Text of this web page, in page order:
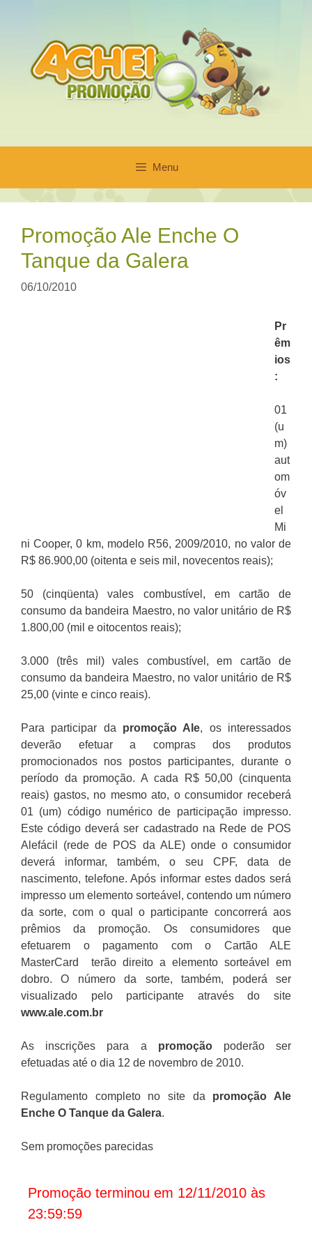
conteúdo
Menu
Promoção Ale Enche O
Tanque da Galera
06/10/2010
Pr
êm
ios
:
01
(u
m)
aut
om
óv
el
Mi
ni Cooper, 0 km, modelo R56, 2009/2010, no valor de
R$ 86.900,00 (oitenta e seis mil, novecentos reais);
50 (cinqüenta) vales combustível, em cartão de
consumo da bandeira Maestro, no valor unitário de R$
1.800,00 (mil e oitocentos reais);
3.000 (três mil) vales combustível, em cartão de
consumo da bandeira Maestro, no valor unitário de R$
25,00 (vinte e cinco reais).
Para participar da promoção Ale, os interessados
deverão efetuar a compras dos produtos
promocionados nos postos participantes, durante o
período da promoção. A cada R$ 50,00 (cinquenta
reais) gastos, no mesmo ato, o consumidor receberá
01 (um) código numérico de participação impresso.
Este código deverá ser cadastrado na Rede de POS
Alefácil (rede de POS da ALE) onde o consumidor
deverá informar, também, o seu CPF, data de
nascimento, telefone. Após informar estes dados será
impresso um elemento sorteável, contendo um número
da sorte, com o qual o participante concorrerá aos
prêmios da promoção. Os consumidores que
efetuarem o pagamento com o Cartão ALE
MasterCard terão direito a elemento sorteável em
dobro. O número da sorte, também, poderá ser
visualizado pelo participante através do site
www.ale.com.br
As inscrições para a promoçãopoderão ser
efetuadas até o dia 12 de novembro de 2010.
Regulamento completo no site da promoção Ale
Enche O Tanque da Galera.
Sem promoções parecidas
Promoção terminou em 12/11/2010 às
23:59:59